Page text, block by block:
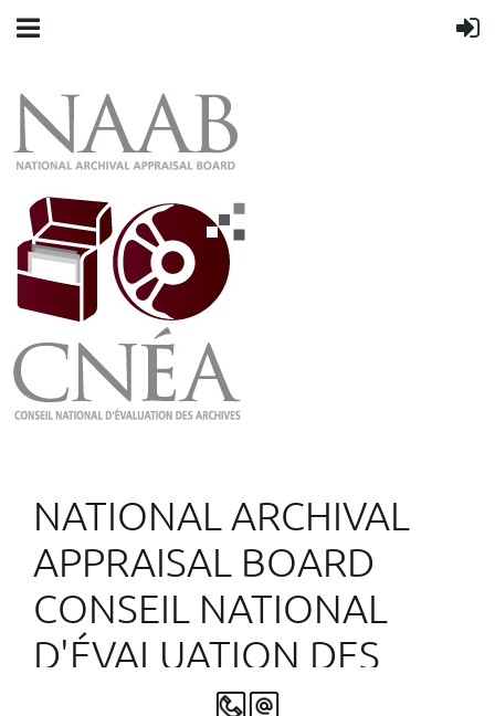
NATIONAL ARCHIVAL
APPRAISAL BOARD
CONSEIL NATIONAL
D'ÉVALUATION DES